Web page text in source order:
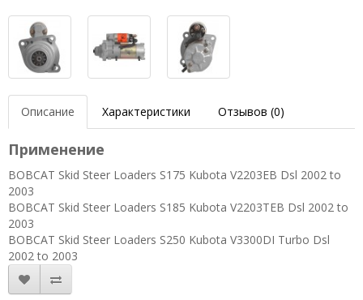
Описание Характеристики Отзывов (0)
Применение
BOBCAT Skid Steer Loaders S175 Kubota V2203EB Dsl 2002 to
2003
BOBCAT Skid Steer Loaders S185 Kubota V2203TEB Dsl 2002 to
2003
BOBCAT Skid Steer Loaders S250 Kubota V3300DI Turbo Dsl
2002 to 2003